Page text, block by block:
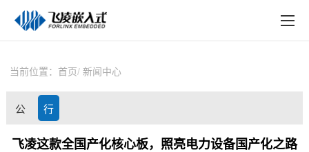
技术与支持
在线文档
在线购买
当前位置： 首页 新闻中心
公
司
行
业
飞凌这款全国产化核心板，照亮电力设备国产化之路